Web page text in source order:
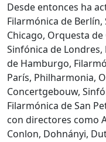
Desde entonces ha
Filarmónica de
Chicago, Orquesta
Sinfónica de Londres,
de Hamburgo,
París, Philharmonia,
Concertgebouw,
Filarmónica de San
con directores como
Conlon, Dohnányi,